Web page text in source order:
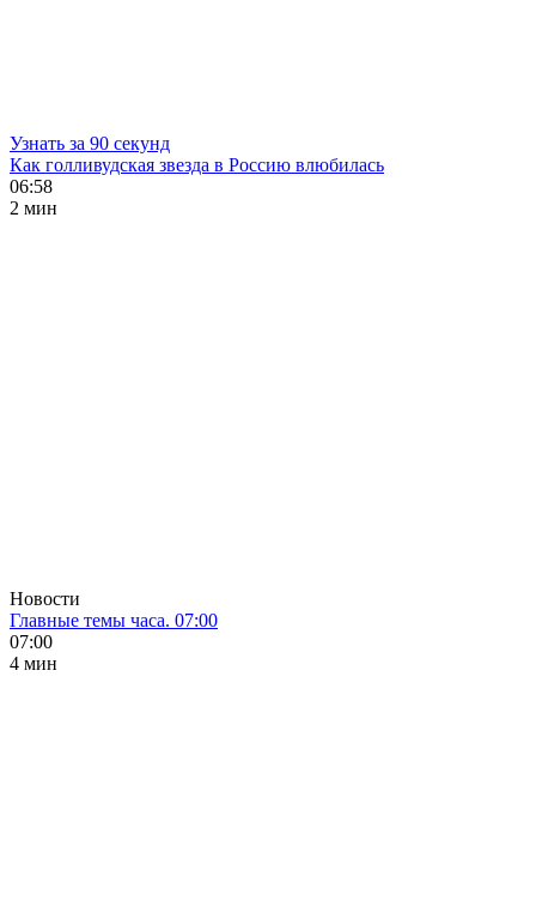
Узнать за 90 секунд
Как голливудская звезда в Россию влюбилась
06:58
2 мин
Новости
Главные темы часа. 07:00
07:00
4 мин